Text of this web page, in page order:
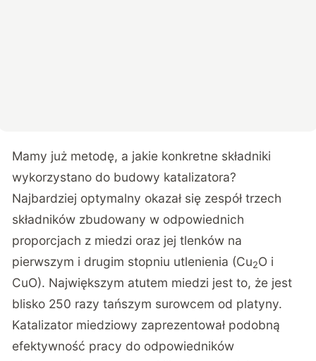
Mamy już metodę, a jakie konkretne składniki
wykorzystano do budowy katalizatora?
Najbardziej optymalny okazał się zespół trzech
składników zbudowany w odpowiednich
proporcjach z miedzi oraz jej tlenków na
pierwszym i drugim stopniu utlenienia (Cu2O i
CuO). Największym atutem miedzi jest to, że jest
blisko 250 razy tańszym surowcem od platyny.
Katalizator miedziowy zaprezentował podobną
efektywność pracy do odpowiedników